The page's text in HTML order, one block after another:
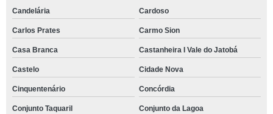
Candelária Cardoso
Carlos Prates Carmo Sion
Casa Branca Castanheira I Vale do Jatobá
Castelo Cidade Nova
Cinquentenário Concórdia
Conjunto Taquaril Conjunto da Lagoa